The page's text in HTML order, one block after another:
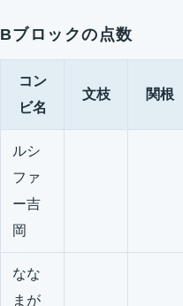
Bブロックの点数
コン
ビ名
文枝 関根
ルシ
ファ
ー吉
岡
なな
まが